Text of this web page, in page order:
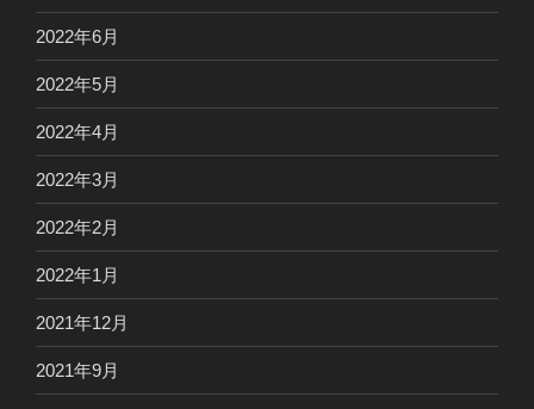
2022年6月
2022年5月
2022年4月
2022年3月
2022年2月
2022年1月
2021年12月
2021年9月